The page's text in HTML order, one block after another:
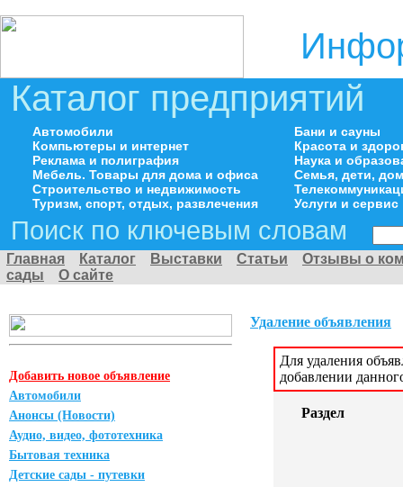
Каталог предприятий
Автомобили
Компьютеры и интернет
Реклама и полиграфия
Мебель. Товары для дома и офиса
Строительство и недвижимость
Туризм, спорт, отдых, развлечения
Бани и сауны
Красота и
Наука и
Семья, дети,
Услуги и сервис
Поиск по ключевым словам
Главная Каталог Выставки Статьи
Отзывы о
сады
О сайте
Добавить новое объявление
Автомобили
Анонсы (Новости)
Аудио, видео, фототехника
Бытовая техника
Детские сады - путевки
Удаление объявления
Для удаления
добавлении
Раздел